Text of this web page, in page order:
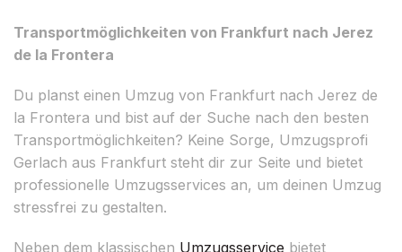
Transportmöglichkeiten von Frankfurt nach Jerez
de la Frontera
Du planst einen Umzug von Frankfurt nach Jerez de
la Frontera und bist auf der Suche nach den besten
Transportmöglichkeiten? Keine Sorge, Umzugsprofi
Gerlach aus Frankfurt steht dir zur Seite und bietet
professionelle Umzugsservices an, um deinen Umzug
stressfrei zu gestalten.
Neben dem klassischen Umzugsservice bietet